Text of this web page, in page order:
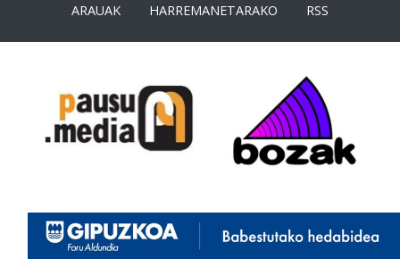
ARAUAK
HARREMANETARAKO RSS